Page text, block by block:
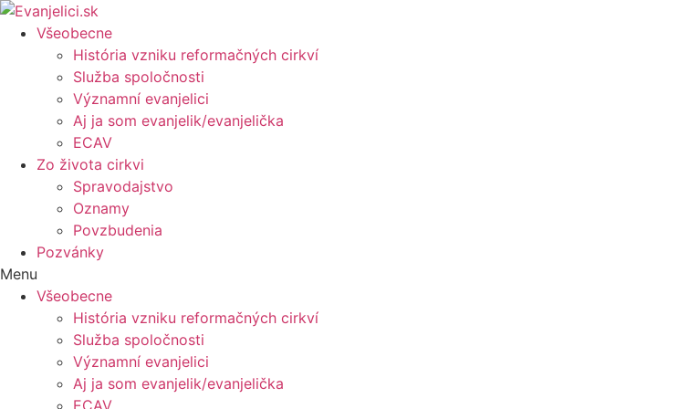
Všeobecne
História vzniku reformačných cirkví
Služba spoločnosti
Významní evanjelici
Aj ja som evanjelik/evanjelička
ECAV
Zo života cirkvi
Spravodajstvo
Oznamy
Povzbudenia
Pozvánky
Menu
Všeobecne
História vzniku reformačných cirkví
Služba spoločnosti
Významní evanjelici
Aj ja som evanjelik/evanjelička
ECAV